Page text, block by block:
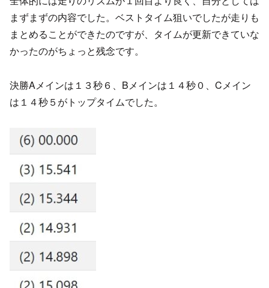
まずまずの内容でした。ベストタイム狙いでしたが走りも
まとめることができたのですが、タイムが更新できていな
かったのがちょっと残念です。
決勝Aメインは１３秒６、Bメインは１４秒０、Cメイン
は１４秒５がトップタイムでした。